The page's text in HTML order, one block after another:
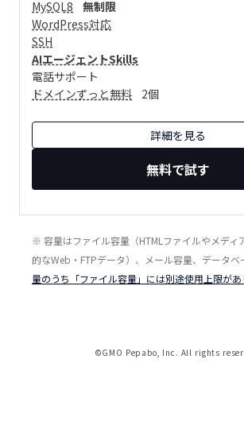
MySQL8
無制限
WordPress対応
SSH
AIエージェントSkills
電話サポート
ドメインずっと無料
2個
詳細を見る
無料で試す
※ 容量はファイル容量（HTMLファイルやメディ
的なWeb・FTPデータ）、メール容量、データベ
量のうち「ファイル容量」には別途使用上限があ
©GMO Pepabo, Inc. All rights